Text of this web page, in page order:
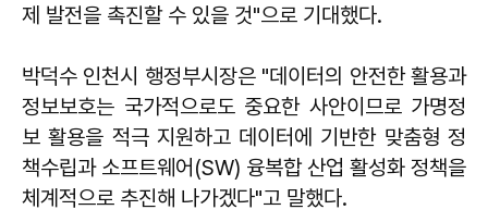
제 발전을 촉진할 수 있을 것"으로 기대했다.
박덕수 인천시 행정부시장은 "데이터의 안전한 활용과
정보보호는 국가적으로도 중요한 사안이므로 가명정
보 활용을 적극 지원하고 데이터에 기반한 맞춤형 정
책수립과 소프트웨어(SW) 융복합 산업 활성화 정책을
체계적으로 추진해 나가겠다"고 말했다.